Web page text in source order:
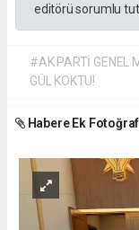
editörü sorumlu
#AK PARTİ GENEL
GÜL KOKTU!
Habere Ek